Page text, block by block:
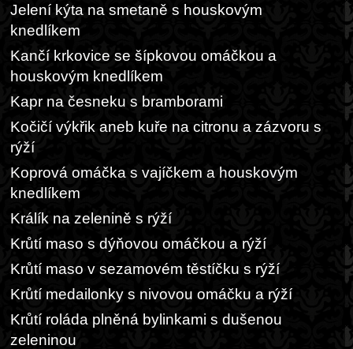
Jelení kýta na smetaně s houskovým
knedlíkem
Kančí krkovice se šípkovou omáčkou a
houskovým knedlíkem
Kapr na česneku s bramborami
Kočičí výkřik aneb kuře na citronu a zázvoru s
rýží
Koprová omáčka s vajíčkem a houskovým
knedlíkem
Králík na zelenině s rýží
Krůtí maso s dýňovou omáčkou a rýží
Krůtí maso v sezamovém těstíčku s rýží
Krůtí medailonky s nivovou omáčku a rýží
Krůtí roláda plněná bylinkami s dušenou
zeleninou